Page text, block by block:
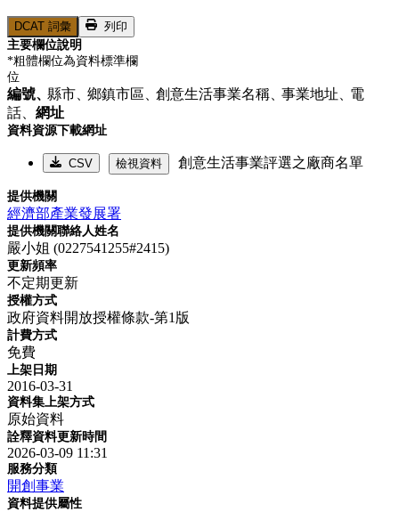
DCAT 詞彙
列印
主要欄位說明
*粗體欄位為資料標準欄
位
編號、縣市、鄉鎮市區、創意生活事業名稱、事業地址、電
話、 網址
資料資源下載網址
CSV 檢視資料 創意生活事業評選之廠商名單
提供機關
經濟部產業發展署
提供機關聯絡人姓名
嚴小姐 (0227541255#2415)
更新頻率
不定期更新
授權方式
政府資料開放授權條款-第1版
計費方式
免費
上架日期
2016-03-31
資料集上架方式
原始資料
詮釋資料更新時間
2026-03-09 11:31
服務分類
開創事業
資料提供屬性